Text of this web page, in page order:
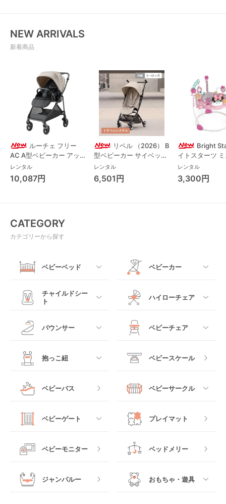
NEW ARRIVALS
新着商品
ルーチェ フリー
AC A型ベビーカー アッ
プリカ(Aprica) A型ベビ
ーカー アップリカ
(Aprica)
レンタル
10,087円
リベル （2026） B
型ベビーカー サイベック
ス(cybex)
レンタル
6,501円
Bright
イトスターツ
ス フォーエバ
レンド ジャン
パルー キッズ
レンタル
3,300円
CATEGORY
カテゴリーから探す
ベビーベッド
すべて
レギュラーサイズベビ
ベッドインベッド
クーファン
マットレス・布団
ベビーベッドその他
ベビーカー
すべて
ベビーカーその他
チャイルドシー
ト
すべて
ジュニアシート
チャイルドシートその
他
ハイローチェア
すべて
バウンサー
すべて
ロッキングタイプ
ベビーチェア
すべて
テーブルチェア
抱っこ紐
すべて
ヒップシート
抱っこ紐その他
ベビースケール
ベビーバス ベビーサークル
すべて
木製
ベビーゲート
すべて
プレイマット
ベビーモニター ベッドメリー
ジャンパルー おもちゃ・遊具